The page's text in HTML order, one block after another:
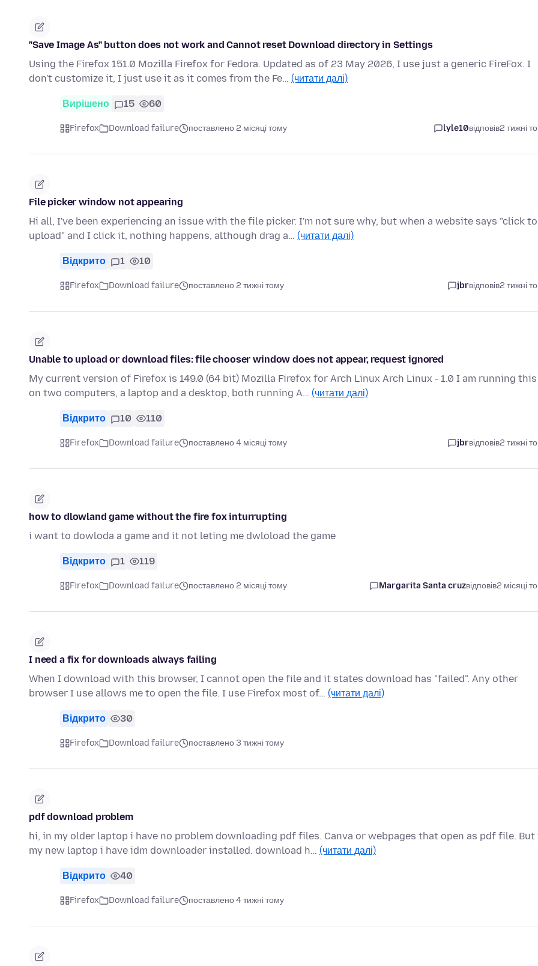
"Save Image As" button does not work and Cannot reset Download directory in Settings
Using the Firefox 151.0 Mozilla Firefox for Fedora. Updated as of 23 May 2026, I use just a generic FireFox. I
don't customize it, I just use it as it comes from the Fe… (читати далі)
Вирішено 15 60
Firefox Download failure поставлено 2 місяці тому lyle10відповів2 тижні
File picker window not appearing
Hi all, I've been experiencing an issue with the file picker. I'm not sure why, but when a website says "click to
upload" and I click it, nothing happens, although drag a… (читати далі)
Відкрито 1 10
Firefox Download failure поставлено 2 тижні тому jbrвідповів2 тижні
Unable to upload or download files: file chooser window does not appear, request ignored
My current version of Firefox is 149.0 (64 bit) Mozilla Firefox for Arch Linux Arch Linux - 1.0 I am running this
on two computers, a laptop and a desktop, both running A… (читати далі)
Відкрито 10 110
Firefox Download failure поставлено 4 місяці тому jbrвідповів2 тижні
how to dlowland game without the fire fox inturrupting
i want to dowloda a game and it not leting me dwloload the game
Відкрито 1 119
Firefox Download failure поставлено 2 місяці тому Margarita Santa cruzвідповів2 місяці
I need a fix for downloads always failing
When I download with this browser, I cannot open the file and it states download has "failed". Any other
browser I use allows me to open the file. I use Firefox most of… (читати далі)
Відкрито 30
Firefox Download failure поставлено 3 тижні тому
pdf download problem
hi, in my older laptop i have no problem downloading pdf files. Canva or webpages that open as pdf file. But
my new laptop i have idm downloader installed. download h… (читати далі)
Відкрито 40
Firefox Download failure поставлено 4 тижні тому